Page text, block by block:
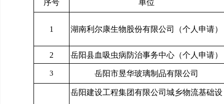
序号 单位
1 湖南利尔康生物股份有限公司（个人申请）
2 岳阳县血吸虫病防治事务中心（个人申请）
3 岳阳市昱华玻璃制品有限公司
岳阳建设工程集团有限公司城乡物流基础设